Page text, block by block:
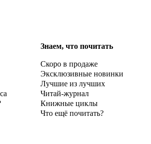
Знаем, что почитать
Скоро в продаже
Эксклюзивные новинки
Лучшие из лучших
Читай-журнал
Книжные циклы
Что ещё почитать?